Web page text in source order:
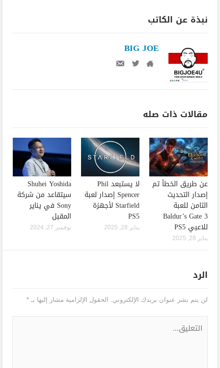
نبذة عن الكاتب
BIG JOE
مقالات ذات صله
عن طريق الخطأ تم
إصدار التحديث
الثامن للعبة
Baldur’s Gate 3
للاعبي PS5
يناير 28, 2025
لا يستبعد Phil
Spencer إصدار لعبة
Starfield لأجهزة
PS5
يناير 28, 2025
Shuhei Yoshida
سيتقاعد من شركة
Sony في يناير
المقبل
نوفمبر 27, 2024
الرد
لن يتم نشر عنوان بريدك الإلكتروني. الحقول الإلزامية مشار إليها بـ*